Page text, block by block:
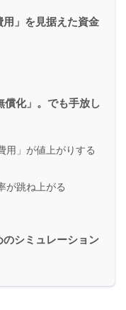
」を見据えた資金
償化」。でも手放し
用」が値上がりする
が跳ね上がる
のシミュレーション